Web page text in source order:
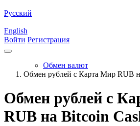
Русский
English
Войти Регистрация
Обмен валют
Обмен рублей с Карта Мир RUB
Обмен рублей с
RUB на Bitcoin